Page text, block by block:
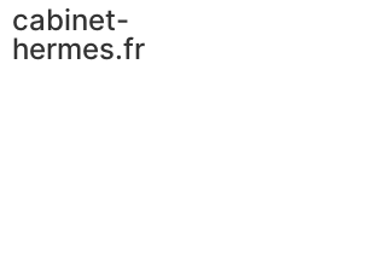
cabinet-
hermes.fr